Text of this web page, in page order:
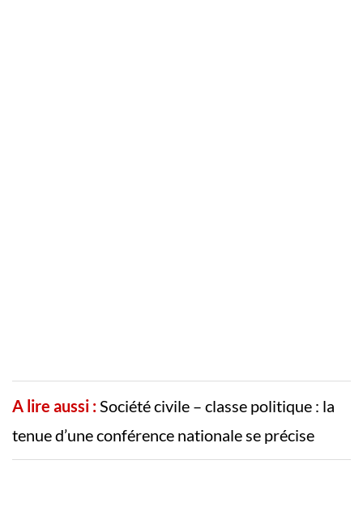
A lire aussi : Société civile – classe politique : la
tenue d’une conférence nationale se précise